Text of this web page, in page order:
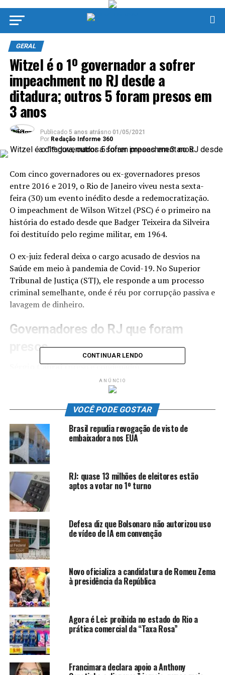
GERAL
Witzel é o 1º governador a sofrer
impeachment no RJ desde a
ditadura; outros 5 foram presos em
3 anos
Publicado 5 anos atrásno 01/05/2021
Por Redação Informe 360
Com cinco governadores ou ex-governadores presos
entre 2016 e 2019, o Rio de Janeiro viveu nesta sexta-
feira (30) um evento inédito desde a redemocratização.
O impeachment de Wilson Witzel (PSC) é o primeiro na
história do estado desde que Badger Teixeira da Silveira
foi destituído pelo regime militar, em 1964.
O ex-juiz federal deixa o cargo acusado de desvios na
Saúde em meio à pandemia de Covid-19. No Superior
Tribunal de Justiça (STJ), ele responde a um processo
criminal semelhante, onde é réu por corrupção passiva e
lavagem de dinheiro.
Governadores do RJ que foram
presos
Sérgio Cabral(preso e condenado)
(em liberdade)
Rosinha Garotinho(em liberdade)
Anthony Garotinho(em liberdade)
Assim como o antecessor, Witzel deixa o cargo antes do
mandato. Antes dele, Luiz Fernando Pezão MDB) foi
preso a 31 dias do fim da gestão.
O emedebista foi denunciado por corrupção, lavagem de
dinheiro e organização criminosa. Mas teve melhor sorte
na Assembleia Legislativa do Rio de Janeiro (Alerj).
Comandada por um outro investigado e correligionário,
Jorge Picciani (MDB), a Casa não chegou a levar o
processo de impedimento ao fim. Um deles se arrastou
por quase dois anos.
CONTINUAR LENDO
ANÚNCIO
VOCÊ PODE GOSTAR
Brasil repudia revogação de visto de
embaixadora nos EUA
RJ: quase 13 milhões de eleitores estão
aptos a votar no 1º turno
Defesa diz que Bolsonaro não autorizou uso
de vídeo de IA em convenção
Novo oficializa a candidatura de Romeu Zema
à presidência da República
Agora é Lei: proibida no estado do Rio a
prática comercial da “Taxa Rosa”
Francimara declara apoio a Anthony